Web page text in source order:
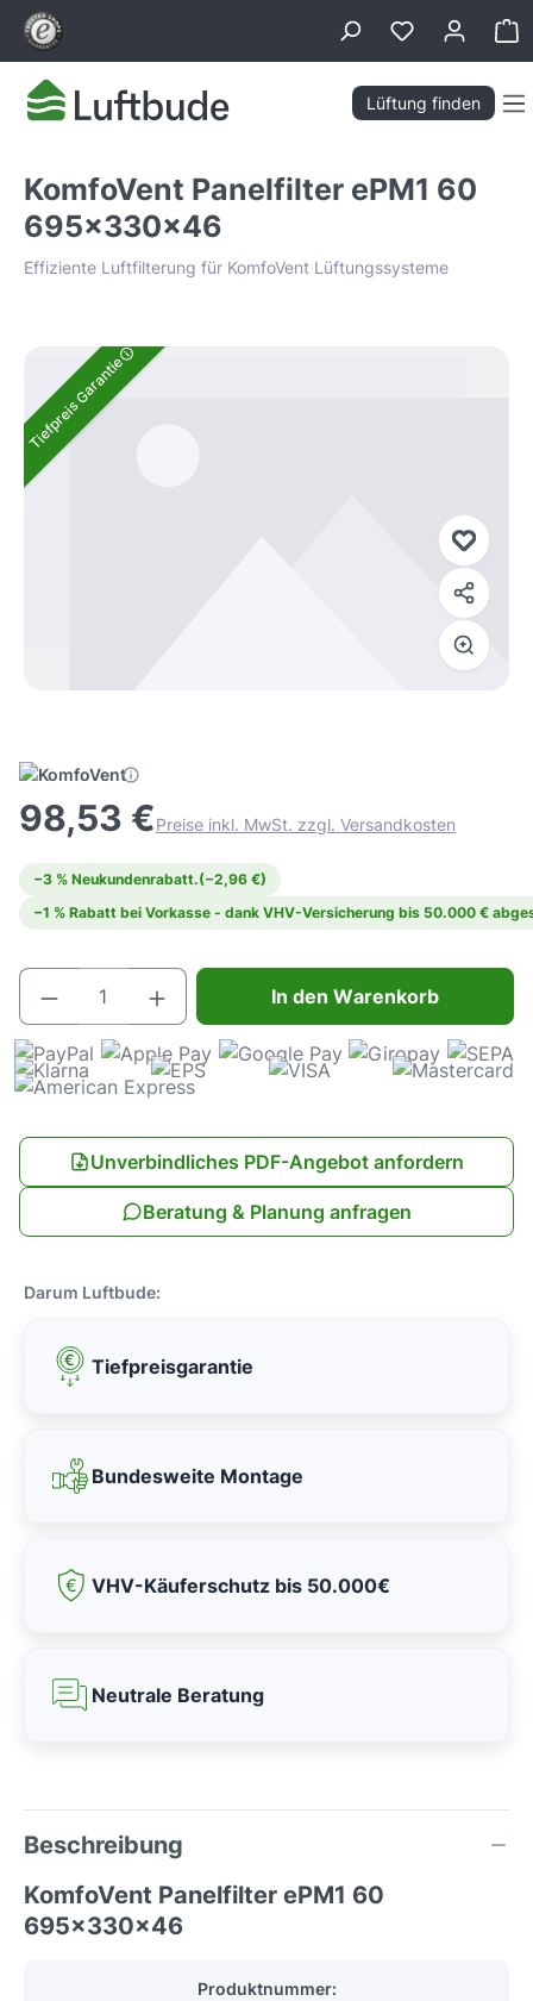
springen
Lüftung finden
KomfoVent Panelfilter ePM1 60
695x330x46
Effiziente Luftfilterung für KomfoVent Lüftungssysteme
Bildergalerie überspringen
Tiefpreis Garantie
98,53 €Preise inkl. MwSt. zzgl. Versandkosten
−3 % Neukundenrabatt.(−2,96 €)
−1 % Rabatt bei Vorkasse - dank VHV-Versicherung bis 50.000 €
Produkt Anzahl: Gib den gewünschten
In den Warenkorb
Unverbindliches PDF-Angebot anfordern
Beratung & Planung anfragen
Darum Luftbude:
Tiefpreisgarantie
Bundesweite Montage
VHV-Käuferschutz bis 50.000€
Neutrale Beratung
Beschreibung
KomfoVent Panelfilter ePM1 60
695x330x46
Produktnummer: